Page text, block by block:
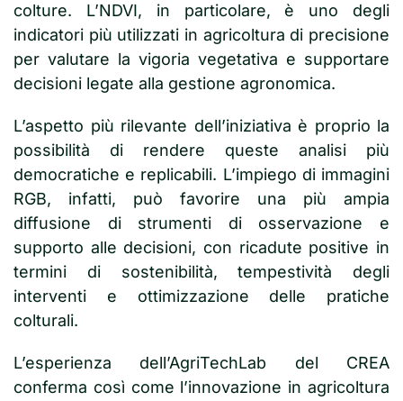
colture. L’NDVI, in particolare, è uno degli
indicatori più utilizzati in agricoltura di precisione
per valutare la vigoria vegetativa e supportare
decisioni legate alla gestione agronomica.
L’aspetto più rilevante dell’iniziativa è proprio la
possibilità di rendere queste analisi più
democratiche e replicabili. L’impiego di immagini
RGB, infatti, può favorire una più ampia
diffusione di strumenti di osservazione e
supporto alle decisioni, con ricadute positive in
termini di sostenibilità, tempestività degli
interventi e ottimizzazione delle pratiche
colturali.
L’esperienza dell’AgriTechLab del CREA
conferma così come l’innovazione in agricoltura